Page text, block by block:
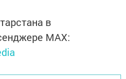
в
MАХ: